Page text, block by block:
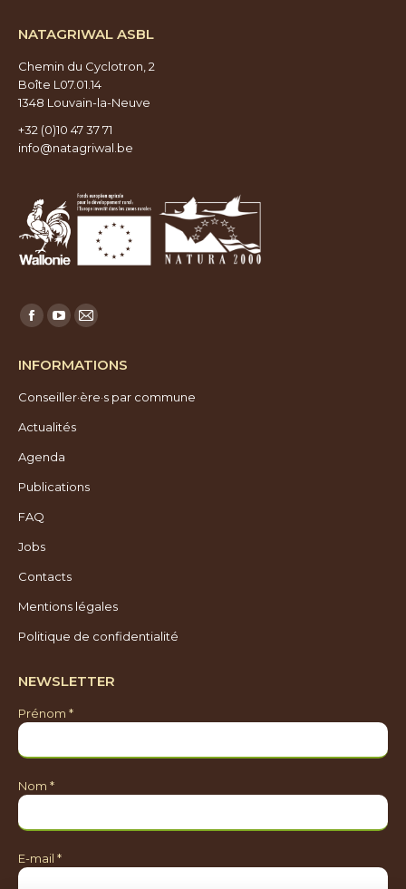
NATAGRIWAL ASBL
Chemin du Cyclotron, 2
Boîte L07.01.14
1348 Louvain-la-Neuve
+32 (0)10 47 37 71
info@natagriwal.be
Trouvez nous sur :
Facebook
opens
in
new
YouTube
opens
in
new
E-
page
opens
INFORMATIONS
Conseiller·ère·s par commune
Actualités
Agenda
Publications
FAQ
Jobs
Contacts
Mentions légales
Politique de confidentialité
NEWSLETTER
Prénom *
Nom *
E-mail *